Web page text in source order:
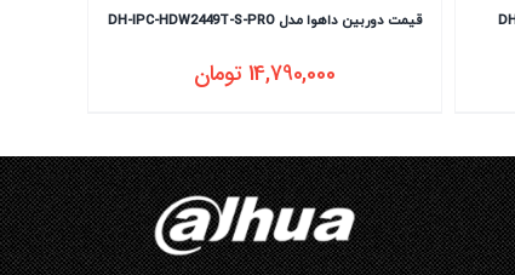
قیمت دوربین داهوا مدل DH-IPC-HDW2449T-S-PRO
14,790,000تومان